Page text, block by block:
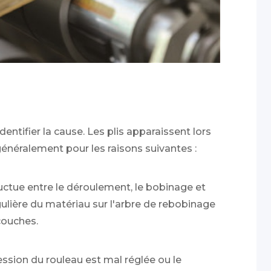
la cause. Les plis apparaissent lors
pour les raisons suivantes :
entre le déroulement, le bobinage et
du matériau sur l'arbre de rebobinage
du rouleau est mal réglée ou le